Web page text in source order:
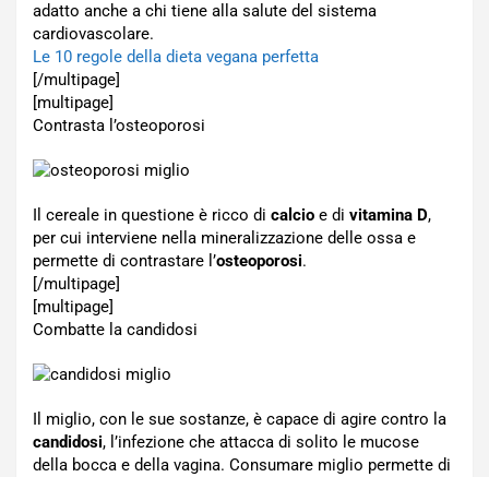
adatto anche a chi tiene alla salute del sistema
cardiovascolare.
Le 10 regole della dieta vegana perfetta
[/multipage]
[multipage]
Contrasta l’osteoporosi
Il cereale in questione è ricco di calcio e di vitamina D,
per cui interviene nella mineralizzazione delle ossa e
permette di contrastare l’osteoporosi.
[/multipage]
[multipage]
Combatte la candidosi
Il miglio, con le sue sostanze, è capace di agire contro la
candidosi, l’infezione che attacca di solito le mucose
della bocca e della vagina. Consumare miglio permette di